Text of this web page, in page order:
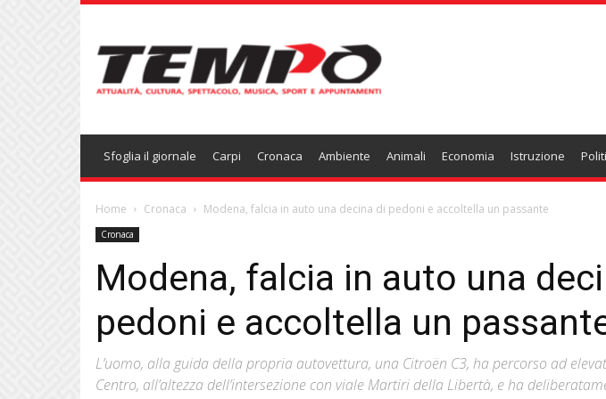
Sfoglia il giornale Carpi Cronaca Ambiente Animali Economia Istruzione
Home Cronaca Modena, falcia in auto una decina di pedoni e accoltella un passante
Cronaca
Modena, falcia in auto una
pedoni e accoltella un
L’uomo, alla guida della propria autovettura, una Citroën C3, ha percorso ad
Centro, all’altezza dell’intersezione con viale Martiri della Libertà, e ha